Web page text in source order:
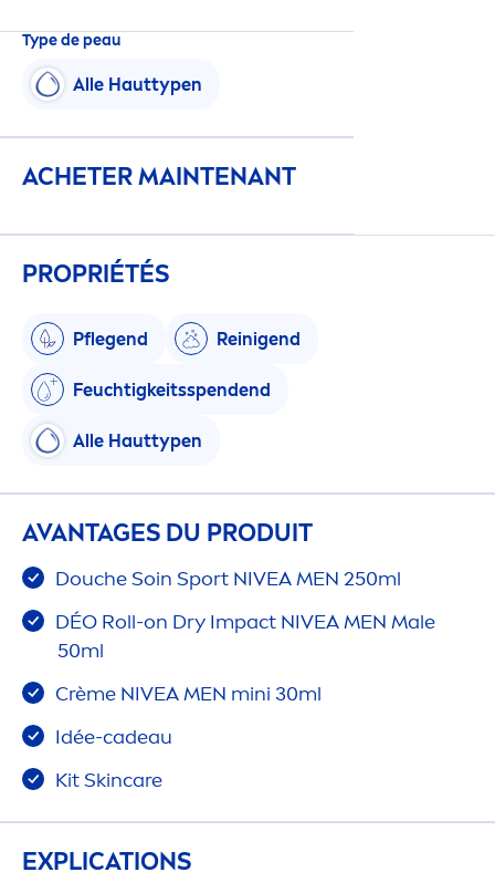
Type de peau
Alle Hauttypen
ACHETER MAINTENANT
PROPRIÉTÉS
Pflegend Reinigend
Feuchtigkeitsspendend
Alle Hauttypen
AVANTAGES DU PRODUIT
Douche Soin Sport NIVEAMEN 250ml
DÉO Roll-on Dry Impact NIVEAMEN Male
50ml
Crème NIVEAMEN mini 30ml
Idée-cadeau
KitSkincare
EXPLICATIONS